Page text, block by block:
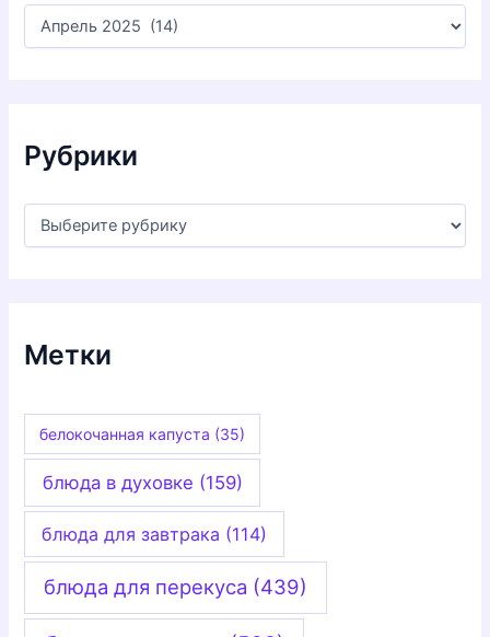
Рубрики
и
Метки
белокочанная капуста (35)
блюда в духовке (159)
блюда для завтрака (114)
блюда для перекуса (439)